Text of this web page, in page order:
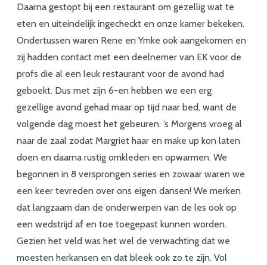
Daarna gestopt bij een restaurant om gezellig wat te
eten en uiteindelijk ingecheckt en onze kamer bekeken.
Ondertussen waren Rene en Ymke ook aangekomen en
zij hadden contact met een deelnemer van EK voor de
profs die al een leuk restaurant voor de avond had
geboekt. Dus met zijn 6-en hebben we een erg
gezellige avond gehad maar op tijd naar bed, want de
volgende dag moest het gebeuren. ’s Morgens vroeg al
naar de zaal zodat Margriet haar en make up kon laten
doen en daarna rustig omkleden en opwarmen. We
begonnen in 8 versprongen series en zowaar waren we
een keer tevreden over ons eigen dansen! We merken
dat langzaam dan de onderwerpen van de les ook op
een wedstrijd af en toe toegepast kunnen worden.
Gezien het veld was het wel de verwachting dat we
moesten herkansen en dat bleek ook zo te zijn. Vol